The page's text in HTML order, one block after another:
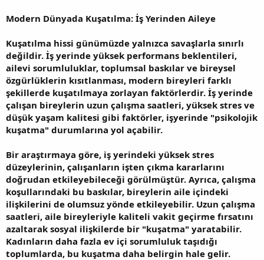
Modern Dünyada Kuşatılma: İş Yerinden Aileye
Kuşatılma hissi günümüzde yalnızca savaşlarla sınırlı
değildir. İş yerinde yüksek performans beklentileri,
ailevi sorumluluklar, toplumsal baskılar ve bireysel
özgürlüklerin kısıtlanması, modern bireyleri farklı
şekillerde kuşatılmaya zorlayan faktörlerdir. İş yerinde
çalışan bireylerin uzun çalışma saatleri, yüksek stres ve
düşük yaşam kalitesi gibi faktörler, işyerinde "psikolojik
kuşatma" durumlarına yol açabilir.
Bir araştırmaya göre, iş yerindeki yüksek stres
düzeylerinin, çalışanların işten çıkma kararlarını
doğrudan etkileyebileceği görülmüştür. Ayrıca, çalışma
koşullarındaki bu baskılar, bireylerin aile içindeki
ilişkilerini de olumsuz yönde etkileyebilir. Uzun çalışma
saatleri, aile bireyleriyle kaliteli vakit geçirme fırsatını
azaltarak sosyal ilişkilerde bir "kuşatma" yaratabilir.
Kadınların daha fazla ev içi sorumluluk taşıdığı
toplumlarda, bu kuşatma daha belirgin hale gelir.